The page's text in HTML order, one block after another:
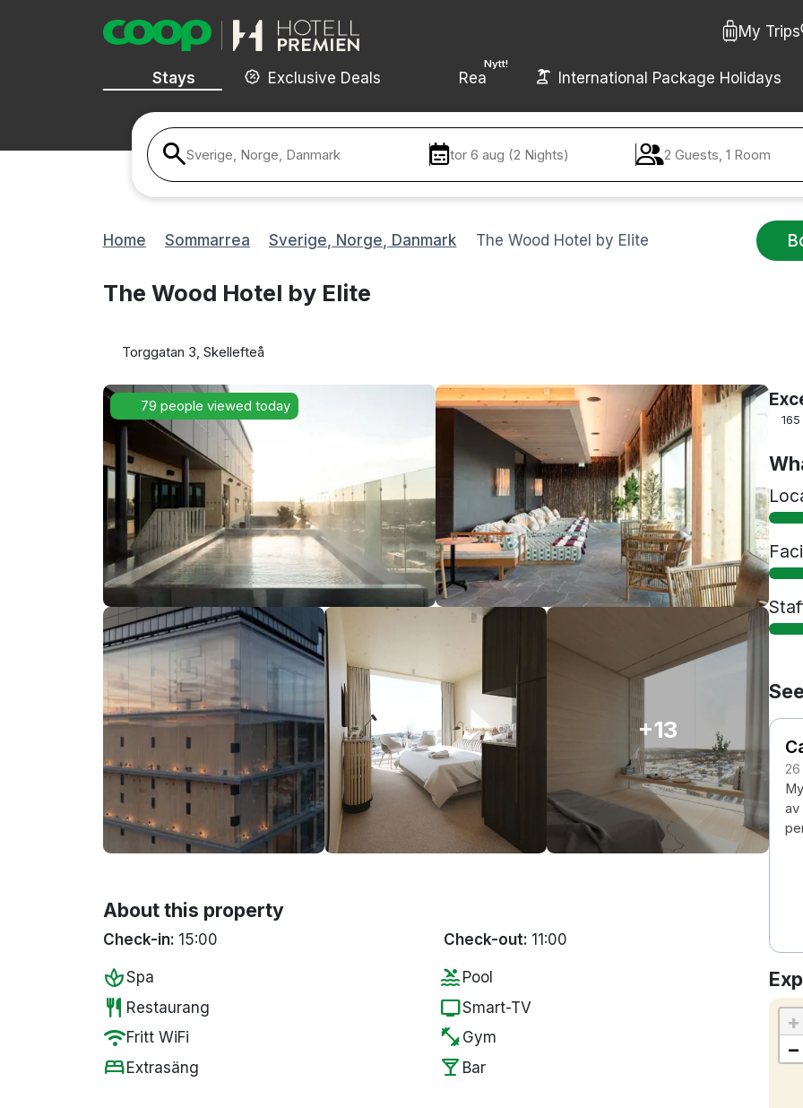
My Trips
Stays Exclusive Deals
Nytt!
Rea International Package Holidays
Sverige, Norge, Danmark tor 6 aug (2 Nights) 2 Guests, 1 Room
Home Sommarrea Sverige, Norge, Danmark The Wood Hotel by Elite
The Wood Hotel by Elite
Torggatan 3, Skellefteå
79 people viewed today
+13
About this property
Check-in: 15:00 Check-out: 11:00
spaSpa pool Pool
restaurant Restaurang tvSmart-TV
wifiFritt WiFi fitness_center Gym
bedExtrasäng local_bar Bar
av
+
−